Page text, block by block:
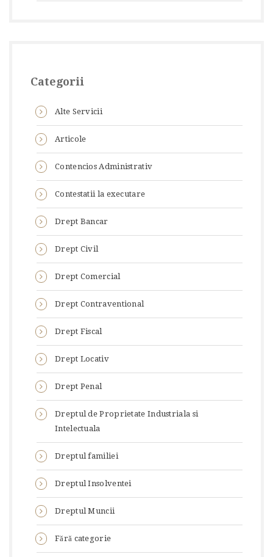
Categorii
Alte Servicii
Articole
Contencios Administrativ
Contestatii la executare
Drept Bancar
Drept Civil
Drept Comercial
Drept Contraventional
Drept Fiscal
Drept Locativ
Drept Penal
Dreptul de Proprietate Industriala si
Intelectuala
Dreptul familiei
Dreptul Insolventei
Dreptul Muncii
Fără categorie